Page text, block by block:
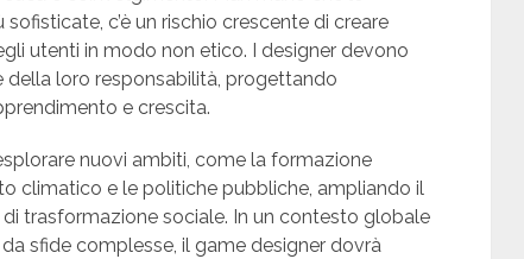
c’è un rischio crescente di creare
utenti in modo non etico. I designer devono
loro responsabilità, progettando
e crescita.
nuovi ambiti, come la formazione
climatico e le politiche pubbliche, ampliando il
trasformazione sociale. In un contesto globale
sfide complesse, il game designer dovrà